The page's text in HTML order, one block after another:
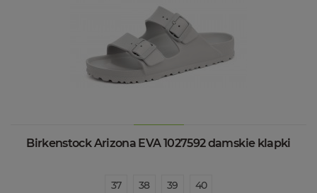
Birkenstock Arizona EVA 1027592 damskie klapki
37 38 39 40